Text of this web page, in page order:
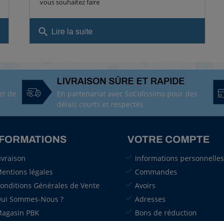
vous souhaitez faire
search Lire la suite
de
LIVRAISON SÛRE ET RAPIDE
En partenariat avec SoColissimo pour des
délais courts et respectés
légales
Générales de Vente
Sommes-Nous ?
PBK
VOTRE COMPTE
Informations personnelles
Commandes
Avoirs
Adresses
Bons de réduction